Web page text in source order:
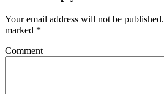
Your email address will not be published.
marked *
Comment